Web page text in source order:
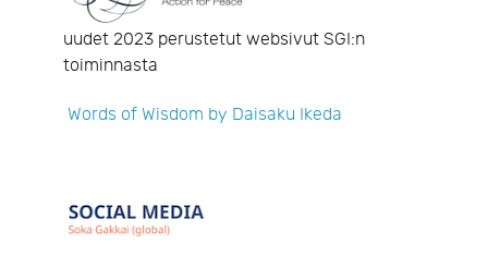
uudet 2023 perustetut websivut SGI:n
toiminnasta
Words of Wisdom by Daisaku Ikeda